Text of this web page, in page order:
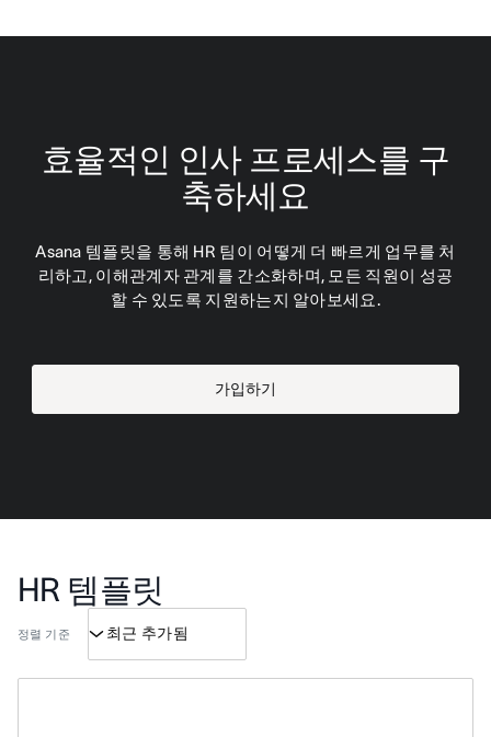
효율적인 인사 프로세스를 구
축하세요
Asana 템플릿을 통해 HR 팀이 어떻게 더 빠르게 업무를 처
리하고, 이해관계자 관계를 간소화하며, 모든 직원이 성공
할 수 있도록 지원하는지 알아보세요.
가입하기
HR 템플릿
정렬 기준